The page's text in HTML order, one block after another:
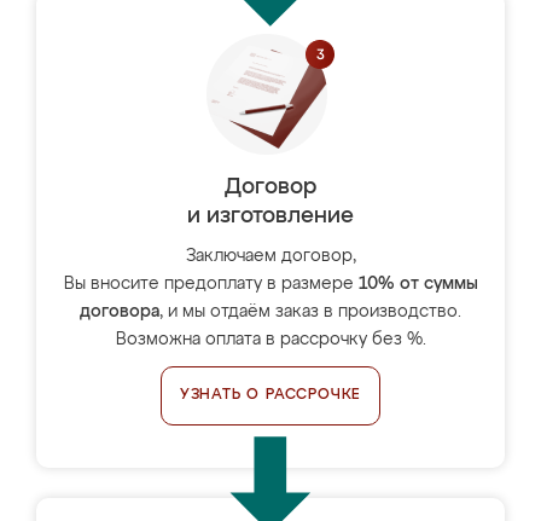
Договор
и изготовление
Заключаем договор,
Вы вносите предоплату в размере 10% от суммы
договора, и мы отдаём заказ в производство.
Возможна оплата в рассрочку без %.
УЗНАТЬ О РАССРОЧКЕ